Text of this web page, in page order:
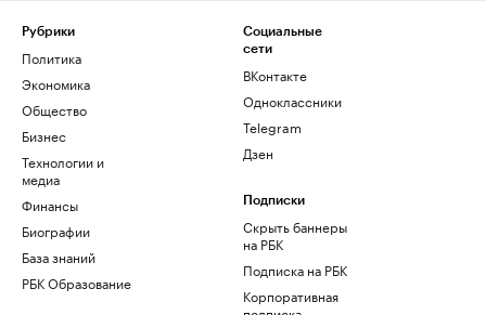
Рубрики
Политика
Экономика
Общество
Бизнес
Технологии и
медиа
Финансы
Биографии
База знаний
РБК Образование
Социальные
сети
ВКонтакте
Одноклассники
Telegram
Дзен
Подписки
Скрыть баннеры
на РБК
Подписка на РБК
Корпоративная